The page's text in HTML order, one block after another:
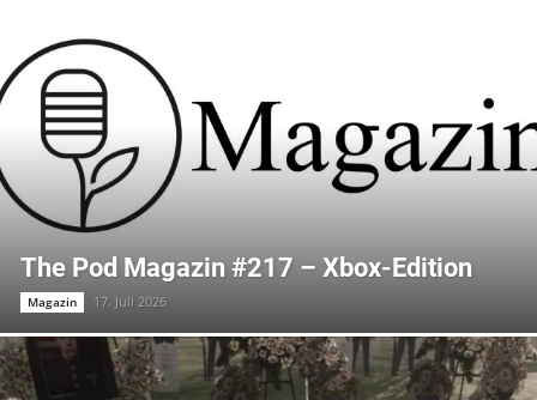
The Pod Magazin #217 – Xbox-Edition
Magazin 17. Juli 2026